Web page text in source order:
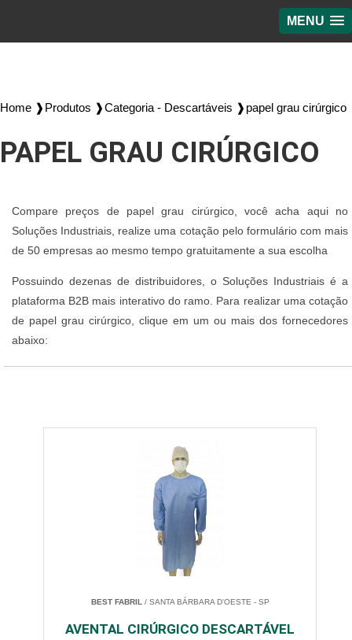
MENU
Home ❱ Produtos ❱Categoria - Descartáveis ❱ papel grau cirúrgico
PAPEL GRAU CIRÚRGICO
Compare preços de papel grau cirúrgico, você acha aqui no
Soluções Industriais, realize uma cotação pelo formulário com mais
de 50 empresas ao mesmo tempo gratuitamente a sua escolha
Possuindo dezenas de distribuidores, o Soluções Industriais é a
plataforma B2B mais interativo do ramo. Para realizar uma cotação
de papel grau cirúrgico, clique em um ou mais dos fornecedores
abaixo:
BEST FABRIL / SANTA BÁRBARA D'OESTE - SP
AVENTAL CIRÚRGICO DESCARTÁVEL